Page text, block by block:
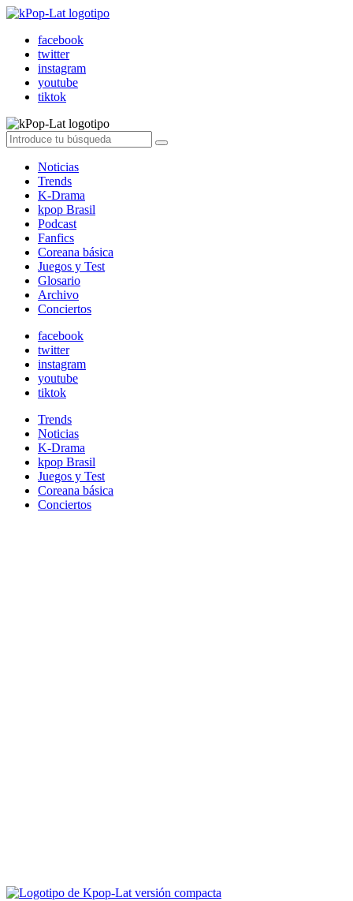
facebook
twitter
instagram
youtube
tiktok
Noticias
Trends
K-Drama
kpop Brasil
Podcast
Fanfics
Coreana básica
Juegos y Test
Glosario
Archivo
Conciertos
facebook
twitter
instagram
youtube
tiktok
Trends
Noticias
K-Drama
kpop Brasil
Juegos y Test
Coreana básica
Conciertos